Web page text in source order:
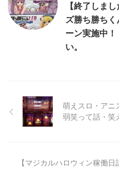
【終了しま
ズ勝ち勝ち
ーン実施中！
い。
萌えスロ・アニ
弱笑って話・笑
【マジカルハロウィン稼働